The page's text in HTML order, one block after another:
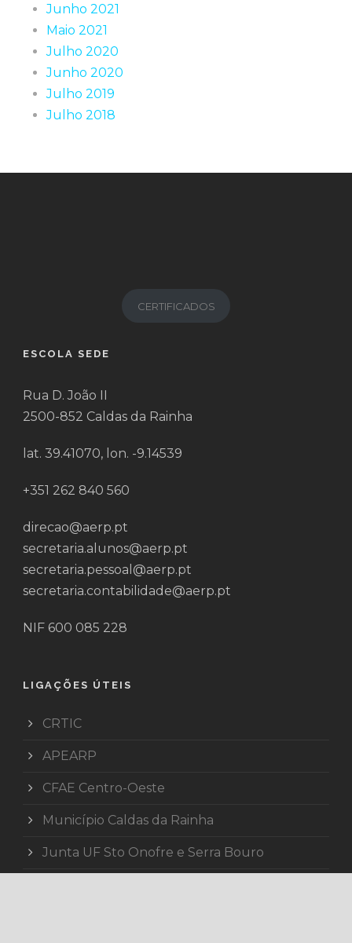
Junho 2021
Maio 2021
Julho 2020
Junho 2020
Julho 2019
Julho 2018
CERTIFICADOS
ESCOLA SEDE
Rua D. João II
2500-852 Caldas da Rainha
lat. 39.41070, lon. -9.14539
+351 262 840 560
direcao@aerp.pt
secretaria.alunos@aerp.pt
secretaria.pessoal@aerp.pt
secretaria.contabilidade@aerp.pt
NIF 600 085 228
LIGAÇÕES ÚTEIS
CRTIC
APEARP
CFAE Centro-Oeste
Município Caldas da Rainha
Junta UF Sto Onofre e Serra Bouro